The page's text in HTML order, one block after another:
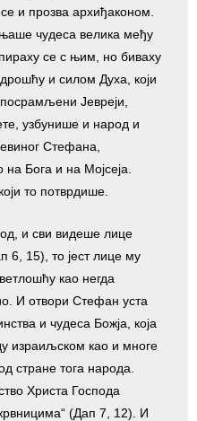
и прозва архиђаконом.
чудеса велика међу
се с њим, но биваху
и силом Духа, који
Јевреји,
узбунише и народ и
Стефана,
на Бога и на Мојсеја.
то потврдише.
и сви видеше лице
6, 15), то јест лице му
као негда
И отвори Стефан уста
и чудеса Божја, која
израиљском као и многе
стране тога народа.
Христа Господа
(Дап 7, 12). И